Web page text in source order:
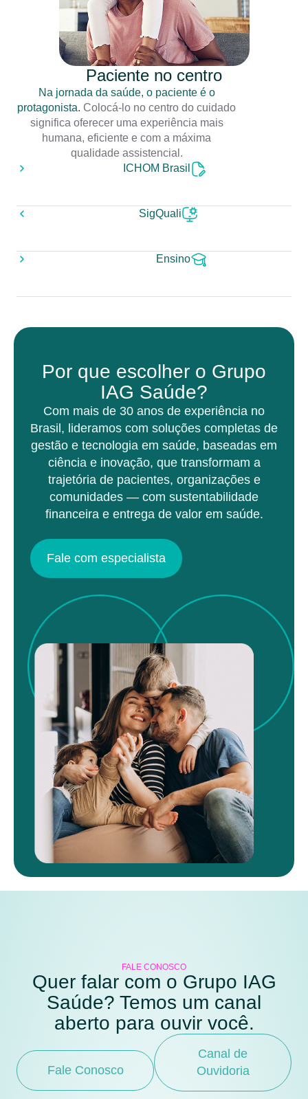
Paciente no centro
Na jornada da saúde, o paciente é o
protagonista. Colocá-lo no centro do cuidado
significa oferecer uma experiência mais
humana, eficiente e com a máxima
qualidade assistencial.
ICHOM Brasil
SigQuali
Ensino
Por que escolher o Grupo
IAG Saúde?
Com mais de 30 anos de experiência no
Brasil, lideramos com soluções completas de
gestão e tecnologia em saúde, baseadas em
ciência e inovação, que transformam a
trajetória de pacientes, organizações e
comunidades — com sustentabilidade
financeira e entrega de valor em saúde.
Fale com especialista
FALE CONOSCO
Quer falar com o Grupo IAG
Saúde? Temos um canal
aberto para ouvir você.
Fale Conosco
Canal de
Ouvidoria